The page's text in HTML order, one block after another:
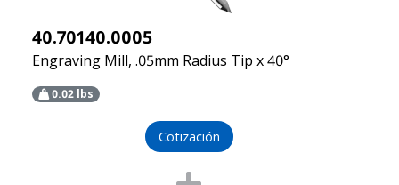
40.70140.0005
Engraving Mill, .05mm Radius Tip x 40°
0.02 lbs
Cotización